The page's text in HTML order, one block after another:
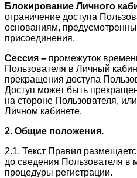
Блокирование Личного
ограничение доступа
основаниям,
присоединения.
Сессия – промежуток
Пользователя в Личный
прекращения доступа
Доступ может быть
на стороне Пользователя,
Личном кабинете.
2. Общие положения.
2.1. Текст Правил
до сведения Пользователя в
процедуры регистрации.